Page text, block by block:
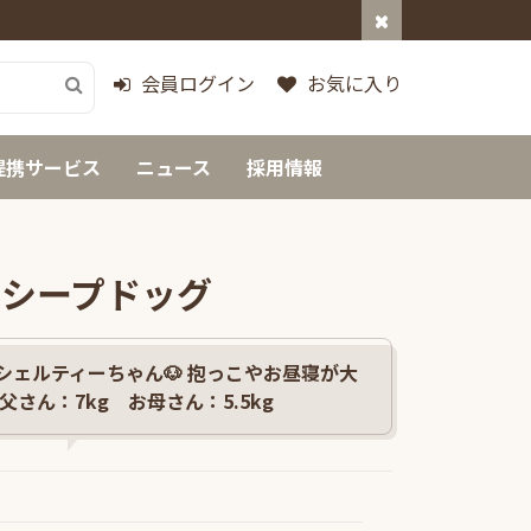
会員ログイン お気に入り
携サービス ニュース 採用情報
ープドッグ
ェルティーちゃん🐶 抱っこやお昼寝が大
さん：7kg お母さん：5.5kg